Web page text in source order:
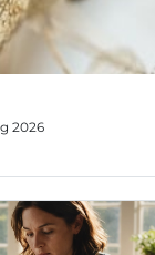
2026